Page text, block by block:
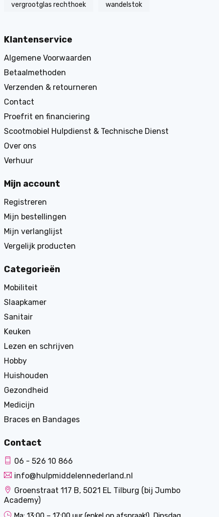
vergrootglas rechthoek wandelstok
Klantenservice
Algemene Voorwaarden
Betaalmethoden
Verzenden & retourneren
Contact
Proefrit en financiering
Scootmobiel Hulpdienst & Technische Dienst
Over ons
Verhuur
Mijn account
Registreren
Mijn bestellingen
Mijn verlanglijst
Vergelijk producten
Categorieën
Mobiliteit
Slaapkamer
Sanitair
Keuken
Lezen en schrijven
Hobby
Huishouden
Gezondheid
Medicijn
Braces en Bandages
Contact
06 - 526 10 866
info@hulpmiddelennederland.nl
Groenstraat 117 B, 5021 EL Tilburg (bij Jumbo
Academy)